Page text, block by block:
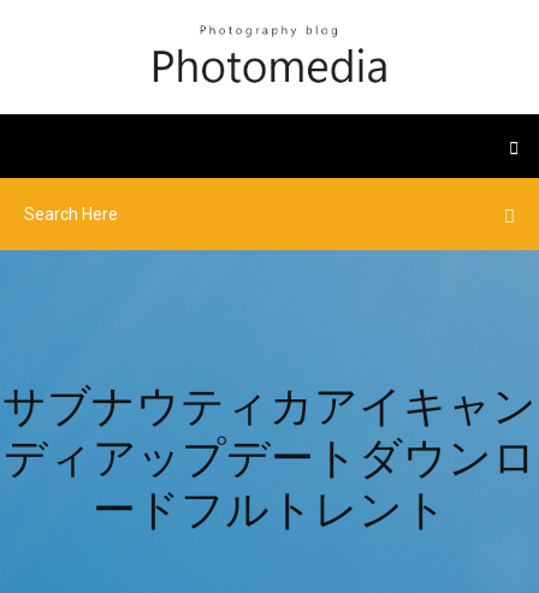
サブナウティカアイキャン
ディアップデートダウンロ
ードフルトレント